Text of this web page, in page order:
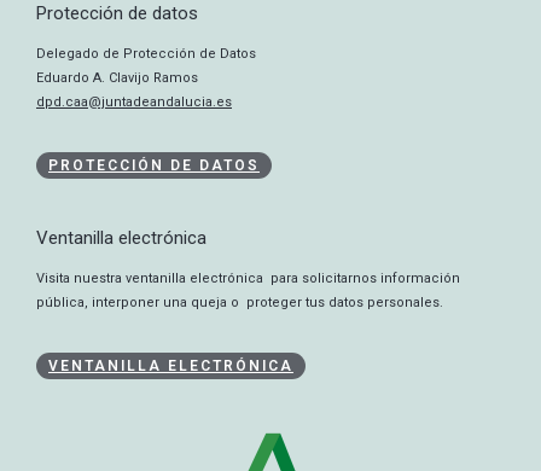
Protección de datos
Delegado de Protección de Datos
Eduardo A. Clavijo Ramos
dpd.caa@juntadeandalucia.es
PROTECCIÓN DE DATOS
Ventanilla electrónica
Visita nuestra ventanilla electrónica para solicitarnos información
pública, interponer una queja o proteger tus datos personales.
VENTANILLA ELECTRÓNICA